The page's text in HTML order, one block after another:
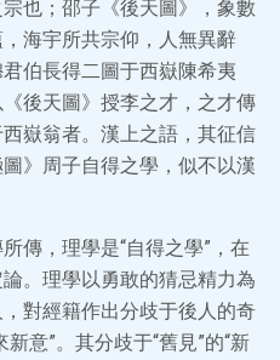
也；邵子《後天圖》，象數
海宇所共宗仰，人無異辭
伯長得二圖于西嶽陳希夷
後天圖》授李之才，之才傳
嶽翁者。漢上之語，其征信
》周子自得之學，似不以漢
傳，理學是“自得之學”，在
。理學以勇敢的猜忌精力為
對經籍作出分歧于後人的奇
意”。其分歧于“舊見”的“新